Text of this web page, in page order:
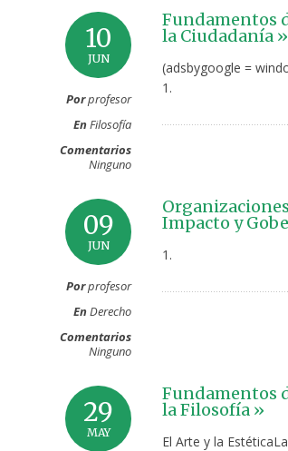
10
JUN
Porprofesor
EnFilosofía
Comentarios
Ninguno
Fundamentos
la Ciudadanía »
(adsbygoogle =
1.
09
JUN
Porprofesor
EnDerecho
Comentarios
Ninguno
Impacto y
1.
29
MAY
Fundamentos
la Filosofía »
El Arte y la